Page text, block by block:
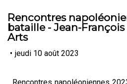
Rencontres
bataille - Jean-
Arts
• jeudi 10 août 2023